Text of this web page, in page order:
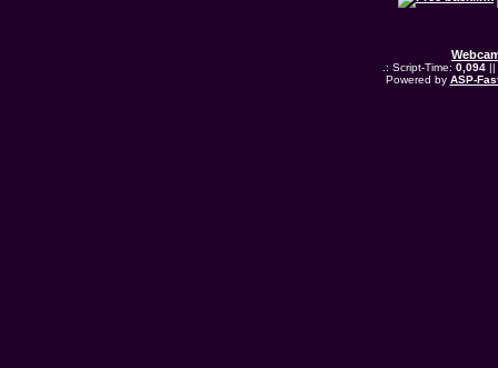
.: Script-Time: 0,094||
Powered by ASP-